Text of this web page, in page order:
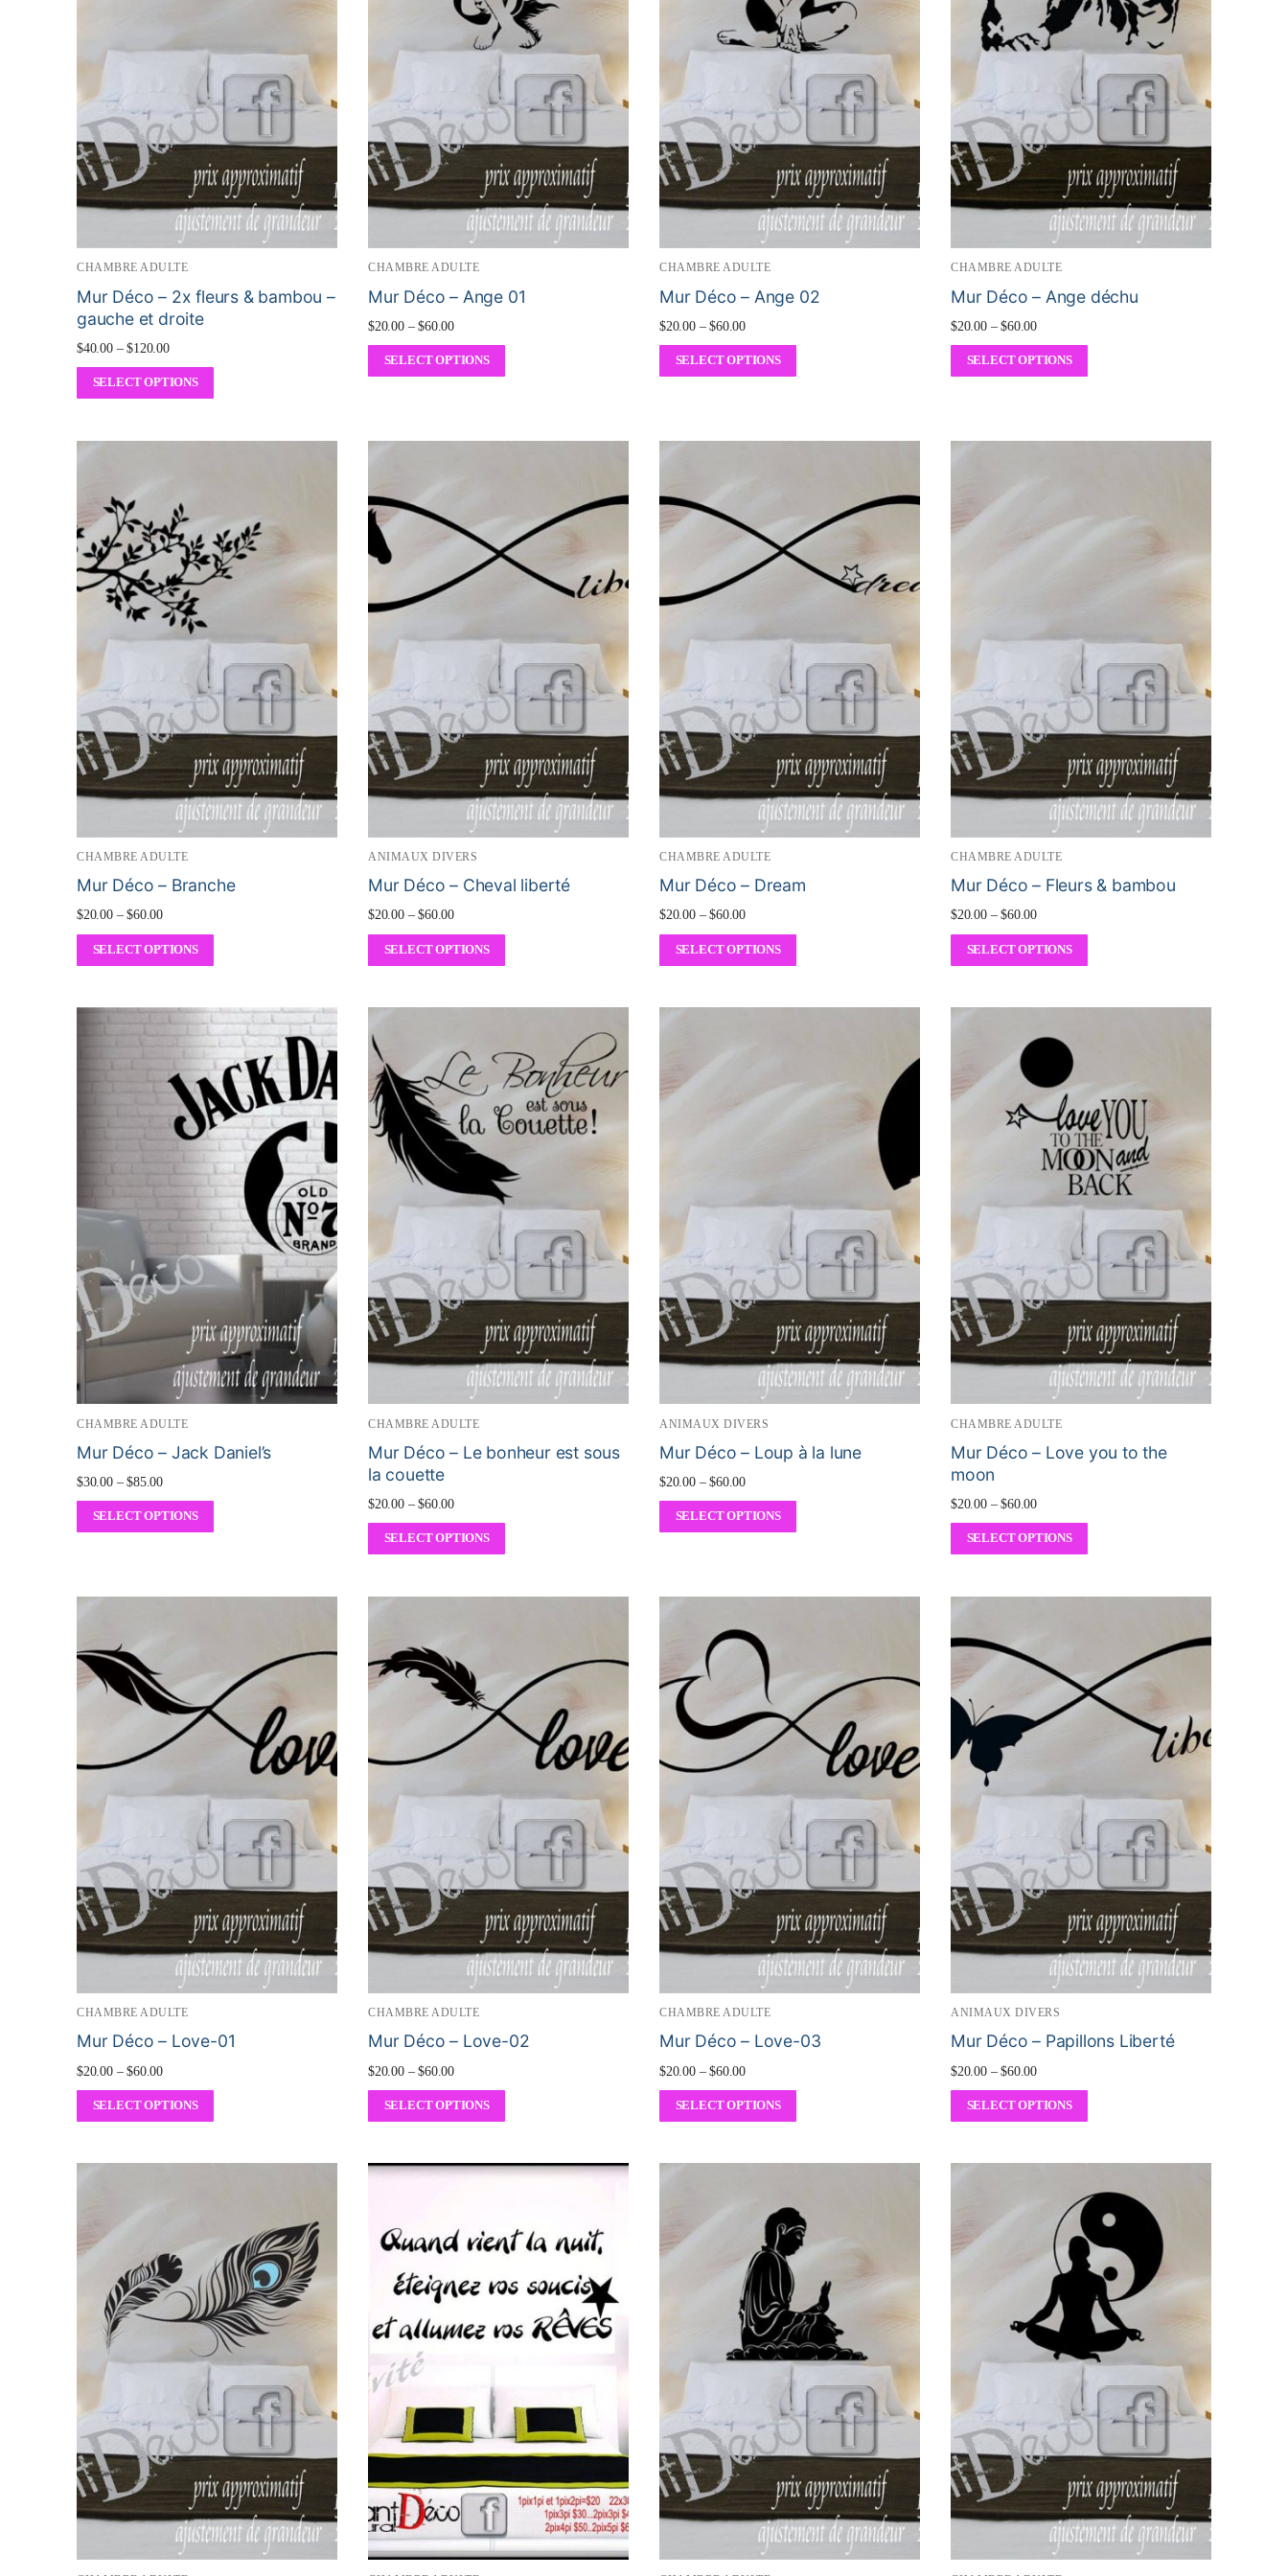
CHAMBRE ADULTE
Mur Déco – 2x fleurs & bambou –
gauche et droite
$40.00–$120.00
SELECT OPTIONS
CHAMBRE ADULTE
Mur Déco – Ange 01
$20.00–$60.00
SELECT OPTIONS
CHAMBRE ADULTE
Mur Déco – Ange 02
$20.00–$60.00
SELECT OPTIONS
CHAMBRE ADULTE
Mur Déco – Ange déchu
$20.00–$60.00
SELECT OPTIONS
CHAMBRE ADULTE
Mur Déco – Branche
$20.00–$60.00
SELECT OPTIONS
ANIMAUX DIVERS
Mur Déco – Cheval liberté
$20.00–$60.00
SELECT OPTIONS
CHAMBRE ADULTE
Mur Déco – Dream
$20.00–$60.00
SELECT OPTIONS
CHAMBRE ADULTE
Mur Déco – Fleurs & bambou
$20.00–$60.00
SELECT OPTIONS
CHAMBRE ADULTE
Mur Déco – Jack Daniel’s
$30.00–$85.00
SELECT OPTIONS
CHAMBRE ADULTE
Mur Déco – Le bonheur est sous
la couette
$20.00–$60.00
SELECT OPTIONS
ANIMAUX DIVERS
Mur Déco – Loup à la lune
$20.00–$60.00
SELECT OPTIONS
CHAMBRE ADULTE
Mur Déco – Love you to the
moon
$20.00–$60.00
SELECT OPTIONS
CHAMBRE ADULTE
Mur Déco – Love-01
$20.00–$60.00
SELECT OPTIONS
CHAMBRE ADULTE
Mur Déco – Love-02
$20.00–$60.00
SELECT OPTIONS
CHAMBRE ADULTE
Mur Déco – Love-03
$20.00–$60.00
SELECT OPTIONS
ANIMAUX DIVERS
Mur Déco – Papillons Liberté
$20.00–$60.00
SELECT OPTIONS